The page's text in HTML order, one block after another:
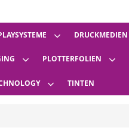
DRUCKMEDIEN
PLOTTERFOLIEN
TINTEN